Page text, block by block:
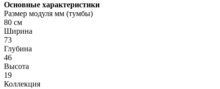
Основные характеристики
Размер модуля мм (тумбы)
80 см
Ширина
73
Глубина
46
Высота
19
Коллекция